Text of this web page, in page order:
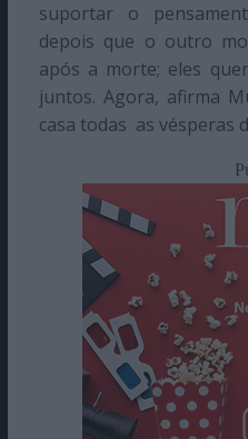
suportar o
depois que o outro
após a morte; eles
juntos. Agora, afirma
casa todas as vésperas